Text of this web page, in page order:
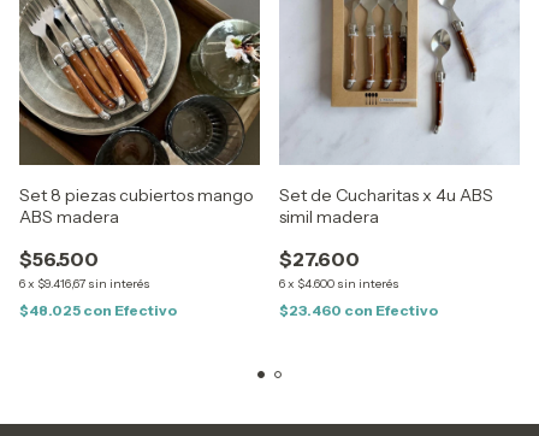
Set 8 piezas cubiertos mango
ABS madera
$56.500
6x $9.416,67 sin interés
$48.025 con Efectivo
Set de Cucharitas x 4u ABS
simil madera
$27.600
6x $4.600 sin interés
$23.460 con Efectivo